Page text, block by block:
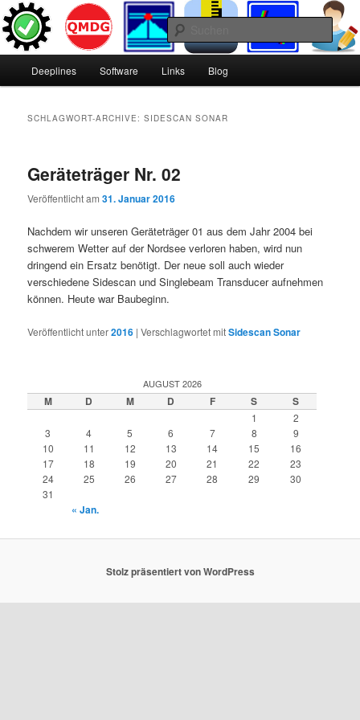
Zum
Inhalt
wechseln
Zum
sekundären
Inhalt
wechselnDeeplines
Deeplines Software Links Blog
SCHLAGWORT-ARCHIVE:SIDESCAN SONAR
Geräteträger Nr. 02
Veröffentlicht am31. Januar 2016
Nachdem wir unseren Geräteträger 01 aus dem Jahr 2004 bei
schwerem Wetter auf der Nordsee verloren haben, wird nun
dringend ein Ersatz benötigt. Der neue soll auch wieder
verschiedene Sidescan und Singlebeam Transducer aufnehmen
können. Heute war Baubeginn.
Veröffentlicht unter2016 |Verschlagwortet mitSidescan Sonar
AUGUST 2026
M D M D F S S
1
2
3
4 5 6 7 8
9
10
11 12 13 14 15
16
17
18 19 20 21 22
23
24
25 26 27 28 29
30
31
« Jan.
Stolz präsentiert von WordPress